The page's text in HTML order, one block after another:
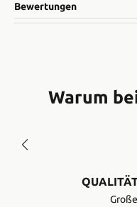
Bewertungen
Warum